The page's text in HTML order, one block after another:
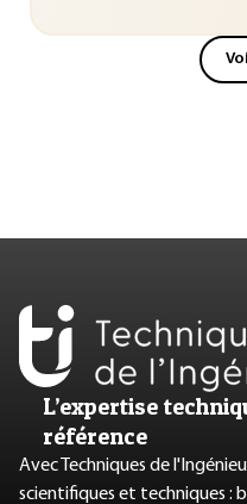
L’expertise
référence
Avec Techniques de
scientifiques et techniques :